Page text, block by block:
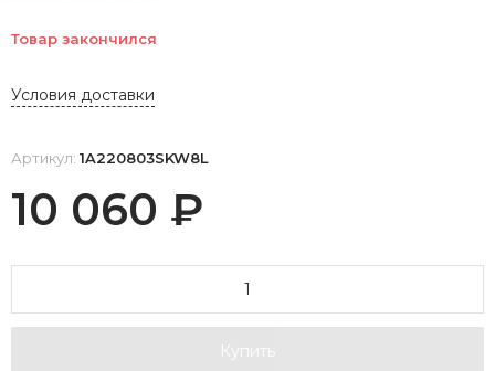
Товар закончился
Условия доставки
Артикул: 1A220803SKW8L
10 060 ₽
Купить